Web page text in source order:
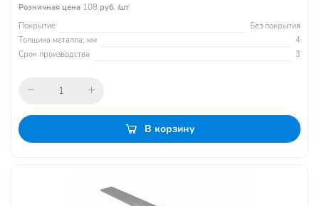
Розничная цена 108 руб. /шт
Покрытие
Без покрытия
Толщина металла, мм
4
Срок производства
3
В корзину